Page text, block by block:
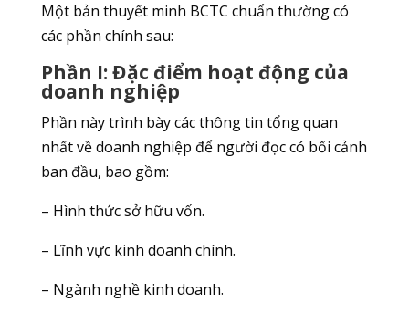
Một bản thuyết minh BCTC chuẩn thường có
các phần chính sau:
Phần I: Đặc điểm hoạt động của
doanh nghiệp
Phần này trình bày các thông tin tổng quan
nhất về doanh nghiệp để người đọc có bối cảnh
ban đầu, bao gồm:
– Hình thức sở hữu vốn.
– Lĩnh vực kinh doanh chính.
– Ngành nghề kinh doanh.